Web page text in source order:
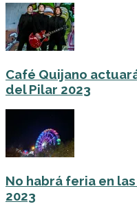
Café Quijano
del Pilar 2023
No habrá feria en
2023